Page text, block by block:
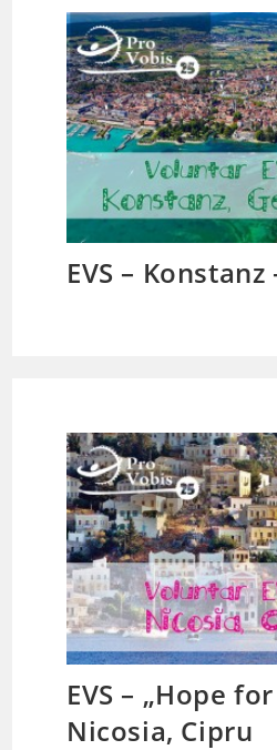
EVS –
EVS – „Hope
Nicosia, Cipru